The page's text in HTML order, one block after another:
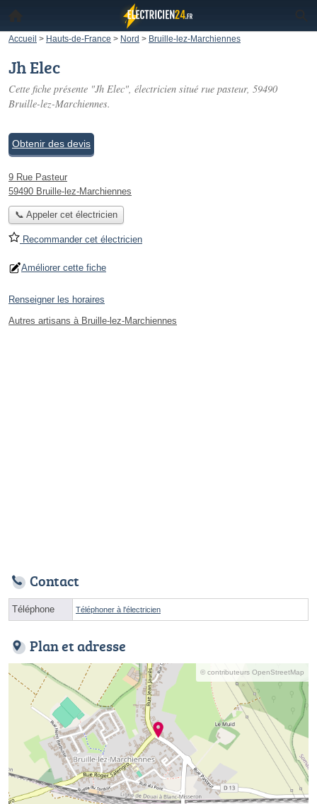
Accueil > Hauts-de-France > Nord > Bruille-lez-Marchiennes
Jh Elec
Cette fiche présente "Jh Elec", électricien situé rue pasteur, 59490
Bruille-lez-Marchiennes.
Obtenir des devis
9 Rue Pasteur
59490 Bruille-lez-Marchiennes
📞 Appeler cet électricien
Recommander cet électricien
Améliorer cette fiche
Renseigner les horaires
Autres artisans à Bruille-lez-Marchiennes
Contact
Téléphone Téléphoner à l'électricien
Plan et adresse
© contributeurs OpenStreetMap